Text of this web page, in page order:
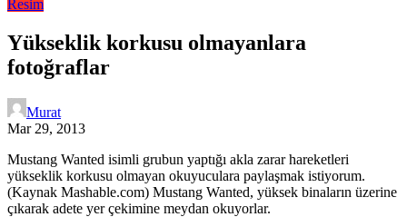
Resim
Yükseklik korkusu olmayanlara
fotoğraflar
Murat
Mar 29, 2013
Mustang Wanted isimli grubun yaptığı akla zarar hareketleri
yükseklik korkusu olmayan okuyuculara paylaşmak istiyorum.
(Kaynak Mashable.com) Mustang Wanted, yüksek binaların üzerine
çıkarak adete yer çekimine meydan okuyorlar.